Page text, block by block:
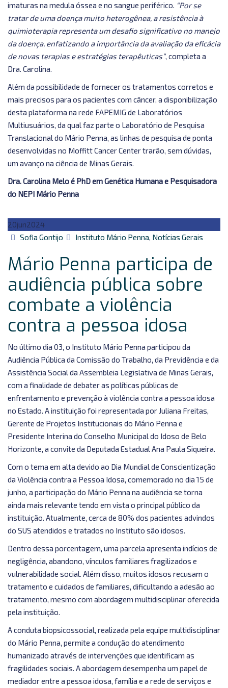
imaturas na medula óssea e no sangue periférico. “Por se
tratar de uma doença muito heterogênea, a resistência à
quimioterapia representa um desafio significativo no manejo
da doença, enfatizando a importância da avaliação da eficácia
de novas terapias e estratégias terapêuticas”, completa a
Dra. Carolina.
Além da possibilidade de fornecer os tratamentos corretos e
mais precisos para os pacientes com câncer, a disponibilização
desta plataforma na rede FAPEMIG de Laboratórios
Multiusuários, da qual faz parte o Laboratório de Pesquisa
Translacional do Mário Penna, as linhas de pesquisa de ponta
desenvolvidas no Moffitt Cancer Center trarão, sem dúvidas,
um avanço na ciência de Minas Gerais.
Dra. Carolina Melo é PhD em Genética Humana e Pesquisadora
do NEPI Mário Penna
20jun2024
Autor
Sofia Gontijo Categorias
Instituto Mário Penna, Notícias Gerais
Mário Penna participa de
audiência pública sobre
combate a violência
contra a pessoa idosa
No último dia 03, o Instituto Mário Penna participou da
Audiência Pública da Comissão do Trabalho, da Previdência e da
Assistência Social da Assembleia Legislativa de Minas Gerais,
com a finalidade de debater as políticas públicas de
enfrentamento e prevenção à violência contra a pessoa idosa
no Estado. A instituição foi representada por Juliana Freitas,
Gerente de Projetos Institucionais do Mário Penna e
Presidente Interina do Conselho Municipal do Idoso de Belo
Horizonte, a convite da Deputada Estadual Ana Paula Siqueira.
Com o tema em alta devido ao Dia Mundial de Conscientização
da Violência contra a Pessoa Idosa, comemorado no dia 15 de
junho, a participação do Mário Penna na audiência se torna
ainda mais relevante tendo em vista o principal público da
instituição. Atualmente, cerca de 80% dos pacientes advindos
do SUS atendidos e tratados no Instituto são idosos.
Dentro dessa porcentagem, uma parcela apresenta indícios de
negligência, abandono, vínculos familiares fragilizados e
vulnerabilidade social. Além disso, muitos idosos recusam o
tratamento e cuidados de familiares, dificultando a adesão ao
tratamento, mesmo com abordagem multidisciplinar oferecida
pela instituição.
A conduta biopsicossocial, realizada pela equipe multidisciplinar
do Mário Penna, permite a condução do atendimento
humanizado através de intervenções que identificam as
fragilidades sociais. A abordagem desempenha um papel de
mediador entre a pessoa idosa, família e a rede de serviços e